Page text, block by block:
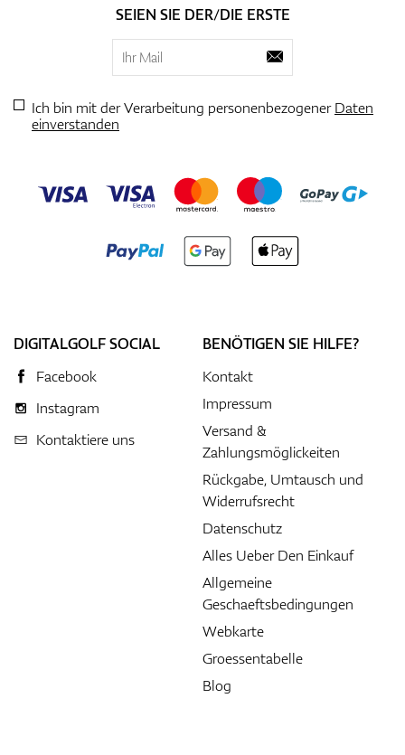
SEIEN SIE DER/DIE ERSTE
Ich bin mit der Verarbeitung personenbezogenerDaten
einverstanden
DIGITALGOLF SOCIAL
Facebook
Instagram
Kontaktiere uns
BENÖTIGEN SIE HILFE?
Kontakt
Impressum
Versand &
Zahlungsmöglickeiten
Rückgabe, Umtausch und
Widerrufsrecht
Datenschutz
Alles Ueber Den Einkauf
Allgemeine
Geschaeftsbedingungen
Webkarte
Groessentabelle
Blog